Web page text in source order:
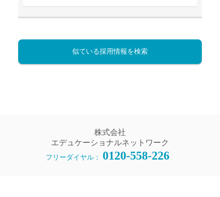
似ている採用情報を検索
株式会社
エデュケーショナルネットワーク
フリーダイヤル： 0120-558-226